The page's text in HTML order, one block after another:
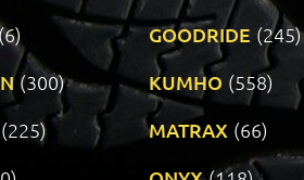
GOODRIDE (245)
(300) KUMHO (558)
(225) MATRAX (66)